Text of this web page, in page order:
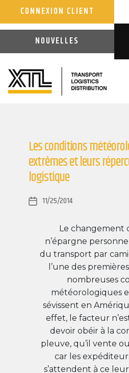
CONNEXION CLIENT
NOUVELLES
Les conditions
extrêmes et leurs
logistique
Post 11/25/2014
Le changement
n’épargne
du transport par
l’une des
nombreuses
météorologiques
sévissent en
effet, le facteur
devoir obéir à la
pleuve, qu’il vente
car les
s’attendent à ce